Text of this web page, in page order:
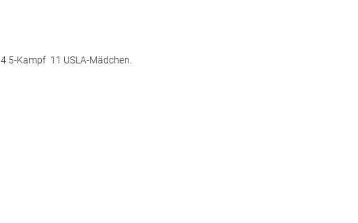
5-Kampf 11 USLA-Mädchen.